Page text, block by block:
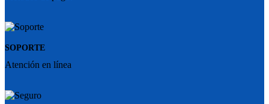
SOPORTE
Atención en línea